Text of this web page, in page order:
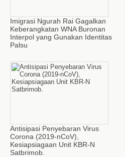
Imigrasi Ngurah Rai Gagalkan
Keberangkatan WNA Buronan
Interpol yang Gunakan Identitas
Palsu
Antisipasi Penyebaran Virus
Corona (2019-nCoV),
Kesiapsiagaan Unit KBR-N
Satbrimob.